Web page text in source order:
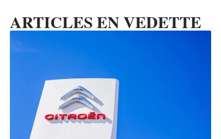
ARTICLES EN VEDETTE